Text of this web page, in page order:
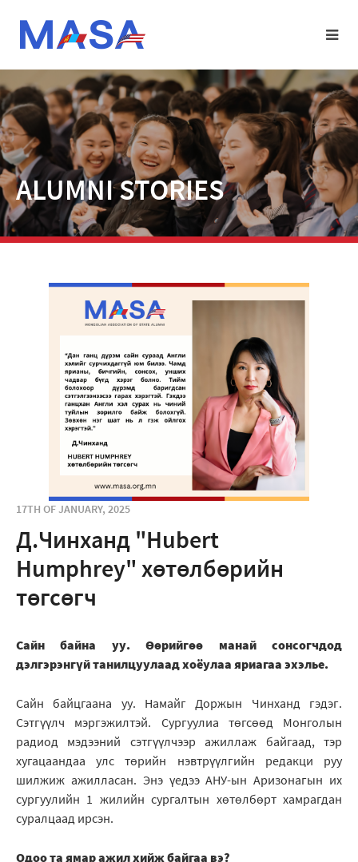
ALUMNI STORIES
17TH OF JANUARY, 2025
Д.Чинханд "Hubert
Humphrey" хөтөлбөрийн
төгсөгч
Сайн байна уу. Өөрийгөө манай сонсогчдод
дэлгэрэнгүй танилцуулаад хоёулаа яриагаа эхэлье.
Сайн байцгаана уу. Намайг Доржын Чинханд гэдэг.
Сэтгүүлч мэргэжилтэй. Сургуулиа төгсөөд Монголын
радиод мэдээний сэтгүүлчээр ажиллаж байгаад, тэр
хугацаандаа улс төрийн нэвтрүүлгийн редакци руу
шилжиж ажилласан. Энэ үедээ АНУ-ын Аризонагын их
сургуулийн 1 жилийн сургалтын хөтөлбөрт хамрагдан
суралцаад ирсэн.
Одоо та ямар ажил хийж байгаа вэ?